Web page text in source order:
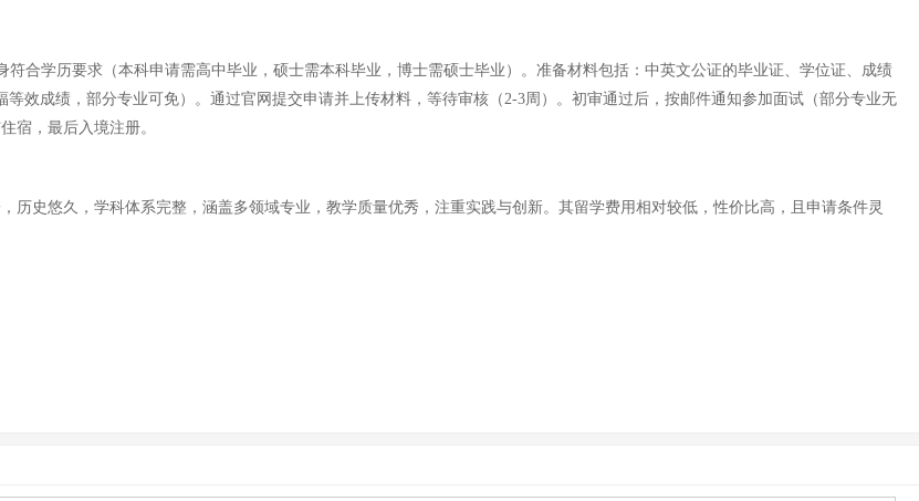
合学历要求（本科申请需高中毕业，硕士需本科毕业，博士需硕士毕业）。准备材料包括：中英文公证的毕业证、学位证、成绩
效成绩，部分专业可免）。通过官网提交申请并上传材料，等待审核（2-3周）。初审通过后，按邮件通知参加面试（部分专业无
宿，最后入境注册。
史悠久，学科体系完整，涵盖多领域专业，教学质量优秀，注重实践与创新。其留学费用相对较低，性价比高，且申请条件灵